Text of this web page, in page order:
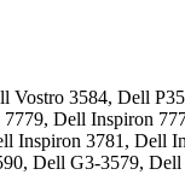
Vostro 3584, Dell
Dell Inspiron
Inspiron 3781, Dell
Dell G3-3579,